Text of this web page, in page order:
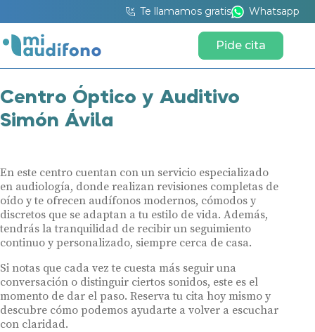
Te llamamos gratis Whatsapp
Pide cita
Centro Óptico y Auditivo
Simón Ávila
En este centro cuentan con un servicio especializado
en audiología, donde realizan revisiones completas de
oído y te ofrecen audífonos modernos, cómodos y
discretos que se adaptan a tu estilo de vida. Además,
tendrás la tranquilidad de recibir un seguimiento
continuo y personalizado, siempre cerca de casa.
Si notas que cada vez te cuesta más seguir una
conversación o distinguir ciertos sonidos, este es el
momento de dar el paso. Reserva tu cita hoy mismo y
descubre cómo podemos ayudarte a volver a escuchar
con claridad.